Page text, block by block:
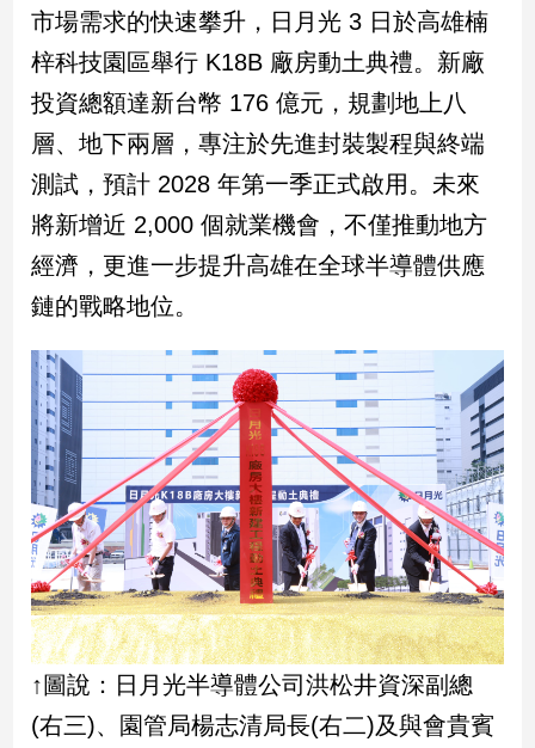
焦
點
品
觀
民
調
國
會
焦
觀
點
兩
岸/
國
際
社
會/
地
方
新
病
市場需求的快速攀升，日月光 3 日於高雄楠
梓科技園區舉行 K18B 廠房動土典禮。新廠
投資總額達新台幣 176 億元，規劃地上八
層、地下兩層，專注於先進封裝製程與終端
測試，預計 2028 年第一季正式啟用。未來
將新增近 2,000 個就業機會，不僅推動地方
經濟，更進一步提升高雄在全球半導體供應
鏈的戰略地位。
↑圖說：日月光半導體公司洪松井資深副總
(右三)、園管局楊志清局長(右二)及與會貴賓